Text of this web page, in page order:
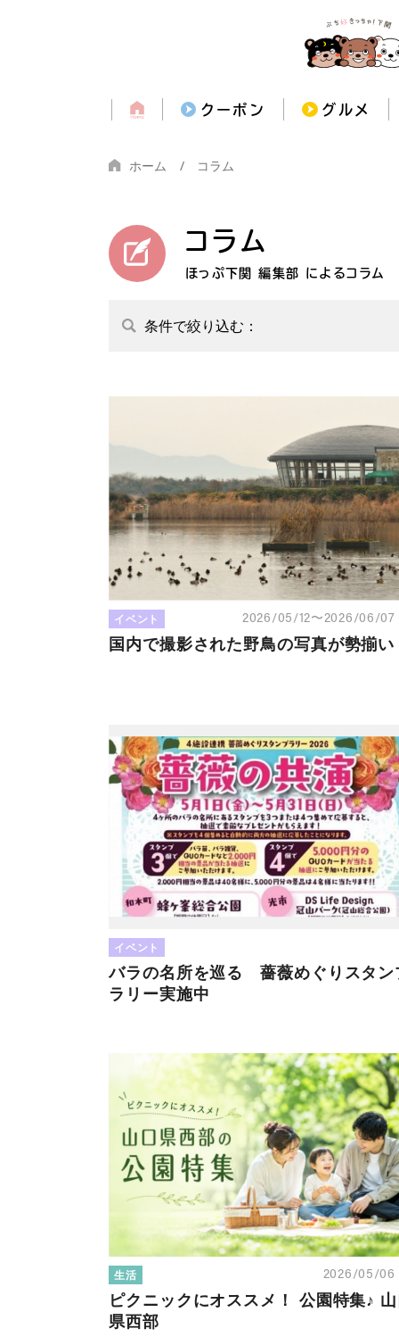
クーポン グルメ
ホーム コラム
コラム
ほっぷ下関 編集部 によるコラム
イベント 2026/05/12〜2026/06/07
国内で撮影された野鳥の写真が勢揃い
イベント
バラの名所を巡る 薔薇めぐりスタン
ラリー実施中
生活 2026/05/06
ピクニックにオススメ！ 公園特集♪ 山
県西部